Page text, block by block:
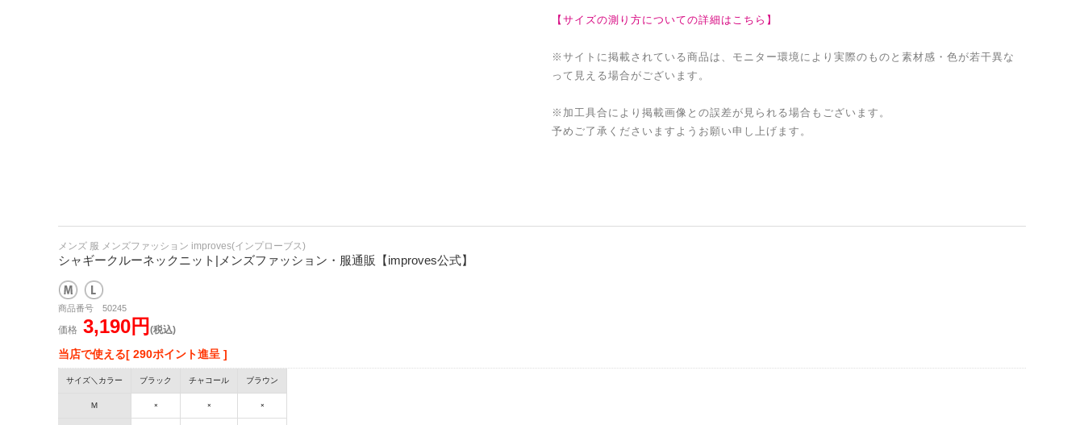
【サイズの測り方についての詳細はこちら】
※サイトに掲載されている商品は、モニター環境により実際のものと素材感・色が若干異な
って見える場合がございます。
※加工具合により掲載画像との誤差が見られる場合もございます。
予めご了承くださいますようお願い申し上げます。
メンズ 服 メンズファッション improves(インプローブス)
シャギークルーネックニット|メンズファッション・服通販【improves公式】
商品番号 50245
価格 3,190円 (税込)
当店で使える[ 290ポイント進呈 ]
サイズ＼カラー ブラック チャコール ブラウン
Ｍ × × ×